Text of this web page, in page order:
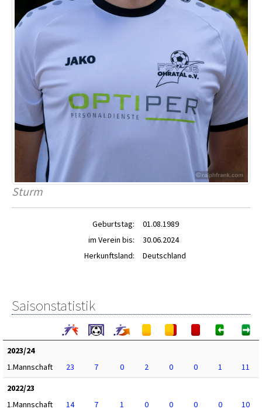
Sturm
Geburtstag:
01.08.1989
im Verein bis:
30.06.2024
Herkunftsland:
Deutschland
Saisonstatistik
2023/24
1.Mannschaft
23 7 0 2 0 0 1
11
2022/23
1.Mannschaft
14 7 1 0 0 0 0
10